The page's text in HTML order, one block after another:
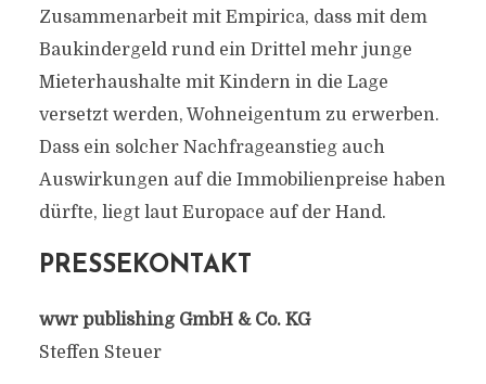
Zusammenarbeit mit Empirica, dass mit dem
Baukindergeld rund ein Drittel mehr junge
Mieterhaushalte mit Kindern in die Lage
versetzt werden, Wohneigentum zu erwerben.
Dass ein solcher Nachfrageanstieg auch
Auswirkungen auf die Immobilienpreise haben
dürfte, liegt laut Europace auf der Hand.
PRESSEKONTAKT
wwr publishing GmbH & Co. KG
Steffen Steuer